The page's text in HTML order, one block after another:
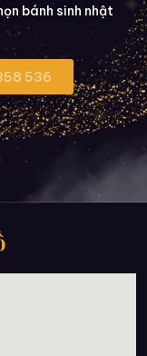
bánh sinh nhật
536